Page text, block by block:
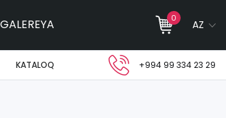
GALEREYA 0
AZ
KATALOQ +994 99 334 23 29